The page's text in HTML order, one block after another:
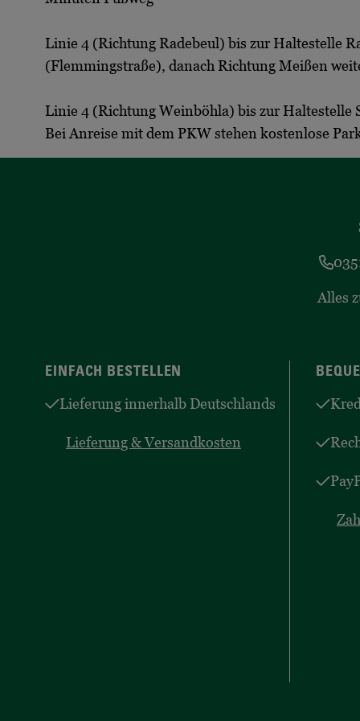
Linie 4 (Richtung Radebeul) bis zur Haltestelle
(Flemmingstraße), danach Richtung Meißen
Linie 4 (Richtung Weinböhla) bis zur Haltestelle
Bei Anreise mit dem PKW stehen kostenlose
Alles
EINFACH BESTELLEN
Lieferung innerhalb Deutschlands
Lieferung & Versandkosten